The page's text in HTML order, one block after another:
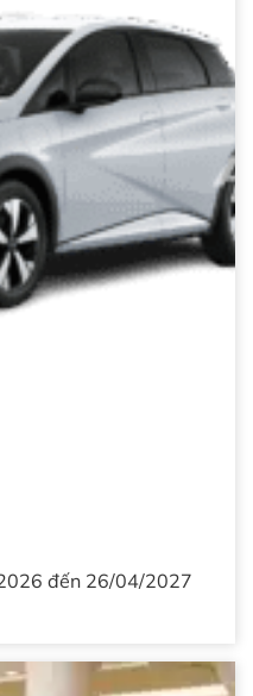
đến 26/04/2027